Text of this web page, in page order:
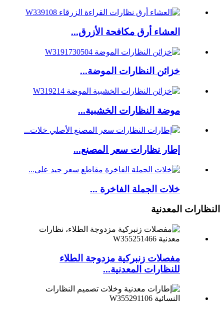
العشاء أرق مكافحة الأزرق...
خزائن النظارات الموضة...
موضة النظارات الخشبية...
إطار نظارات سعر المصنع...
خلات الجملة الفاخرة ...
النظارات المعدنية
مفصلات زنبركية مزدوجة الطلاء
للنظارات المعدنية...